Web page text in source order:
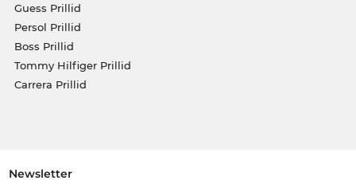
Guess Prillid
Persol Prillid
Boss Prillid
Tommy Hilfiger Prillid
Carrera Prillid
Newsletter